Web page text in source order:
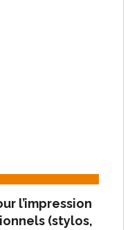
l’impression
(stylos,